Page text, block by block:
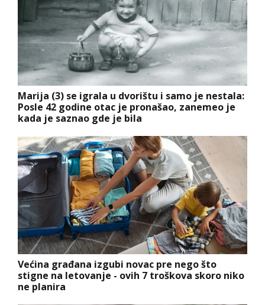
Marija (3) se igrala u dvorištu i samo je nestala:
Posle 42 godine otac je pronašao, zanemeo je
kada je saznao gde je bila
Većina građana izgubi novac pre nego što
stigne na letovanje - ovih 7 troškova skoro niko
ne planira